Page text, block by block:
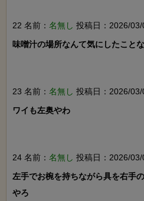
22 名前： 名無し 投稿日：2026/
味噌汁の場所なんて気にしたこと
23 名前： 名無し 投稿日：2026/
ワイも左奥やわ
24 名前： 名無し 投稿日：2026/
左手でお椀を持ちながら具を右手
やろ